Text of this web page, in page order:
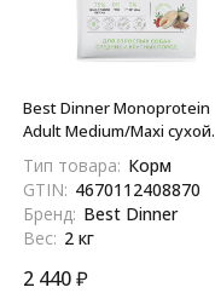
Best Dinner Monoprotein
Adult Medium/Maxi сухой
средних и крупных пород
склонных к аллергии и
проблемам с
пищеварением, с белой
рыбой и киноа - 2 кг
Тип товара: Корм
GTIN: 4670112408870
Бренд: Best Dinner
Вес: 2 кг
2 440₽